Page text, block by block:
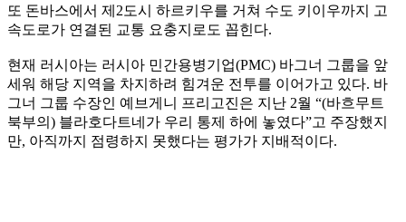
또 돈바스에서 제2도시 하르키우를 거쳐 수도 키이우까지 고
속도로가 연결된 교통 요충지로도 꼽힌다.
현재 러시아는 러시아 민간용병기업(PMC) 바그너 그룹을 앞
세워 해당 지역을 차지하려 힘겨운 전투를 이어가고 있다. 바
그너 그룹 수장인 예브게니 프리고진은 지난 2월 “(바흐무트
북부의) 블라호다트네가 우리 통제 하에 놓였다”고 주장했지
만, 아직까지 점령하지 못했다는 평가가 지배적이다.